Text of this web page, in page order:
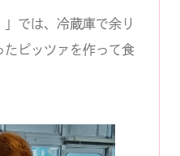
」では、冷蔵庫で余り
たピッツァを作って食